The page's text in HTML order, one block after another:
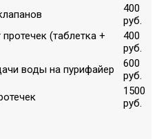
400
руб.
(таблетка +
400
руб.
воды на пурифайер
600
руб.
1500
руб.